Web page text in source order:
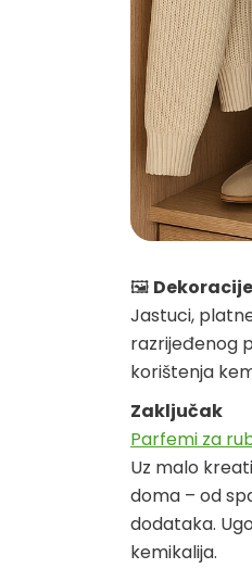
🖼
Jastuci,
razrijeđenog
korištenja
Zaključak
Parfemi za
Uz malo
doma – od
dodataka.
kemikalija.